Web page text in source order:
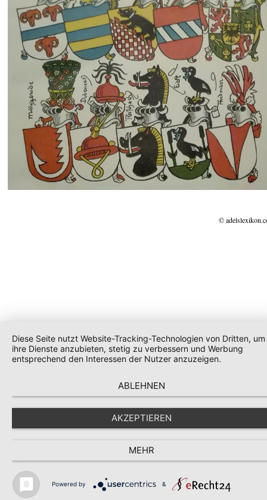
©
Diese Seite nutzt Website-Tracking-Technologien von Dritten, um
ihre Dienste anzubieten, stetig zu verbessern und Werbung
entsprechend den Interessen der Nutzer anzuzeigen.
ABLEHNEN
AKZEPTIEREN
MEHR
Powered by &